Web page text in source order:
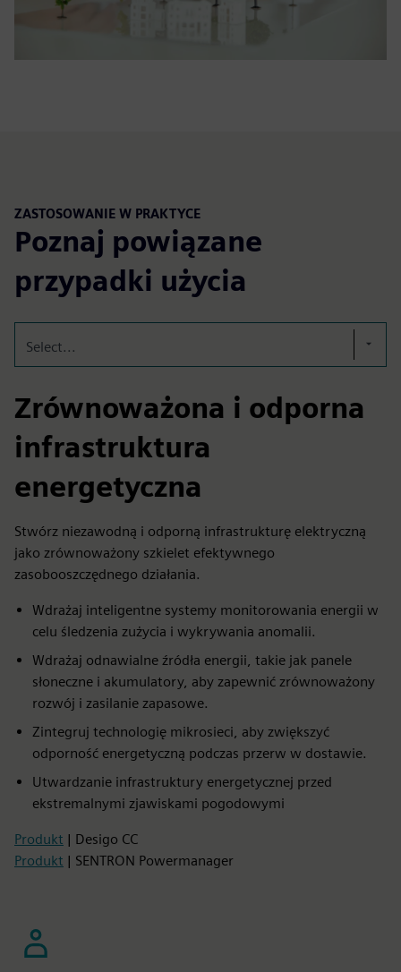
ZASTOSOWANIE W PRAKTYCE
Poznaj powiązane
przypadki użycia
Select...
Zrównoważona i odporna
infrastruktura
energetyczna
Stwórz niezawodną i odporną infrastrukturę elektryczną
jako zrównoważony szkielet efektywnego
zasobooszczędnego działania.
Wdrażaj inteligentne systemy monitorowania energii w
celu śledzenia zużycia i wykrywania anomalii.
Wdrażaj odnawialne źródła energii, takie jak panele
słoneczne i akumulatory, aby zapewnić zrównoważony
rozwój i zasilanie zapasowe.
Zintegruj technologię mikrosieci, aby zwiększyć
odporność energetyczną podczas przerw w dostawie.
Utwardzanie infrastruktury energetycznej przed
ekstremalnymi zjawiskami pogodowymi
Produkt | Desigo CC
Produkt | SENTRON Powermanager